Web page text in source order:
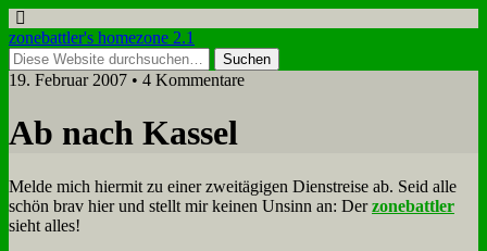
zonebattler's homezone 2.1
19. Februar 2007 • 4 Kommentare
Ab nach Kas­sel
Mel­de mich hier­mit zu ei­ner zwei­tä­gi­gen Dienst­rei­se ab. Seid al­le
schön brav hier und stellt mir kei­nen Un­sinn an: Derzone­batt­ler
sieht al­les!